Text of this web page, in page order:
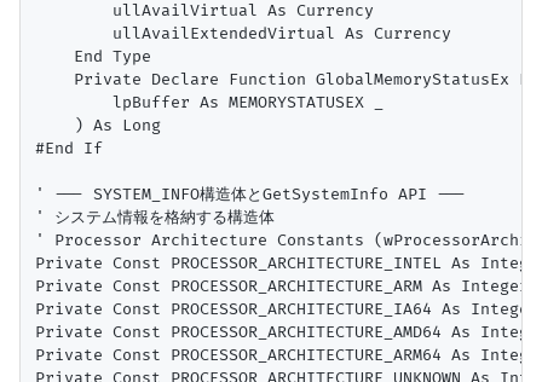
        ullAvailVirtual As Currency
        ullAvailExtendedVirtual As Currency
    End Type
Private Declare Function GlobalMemoryStatusEx
        lpBuffer As MEMORYSTATUSEX _
    ) As Long
#End If
' --- SYSTEM_INFO構造体とGetSystemInfo API ---
' システム情報を格納する構造体
' Processor Architecture Constants
Private Const PROCESSOR_ARCHITECTURE_INTEL As
Private Const PROCESSOR_ARCHITECTURE_ARM As
Private Const PROCESSOR_ARCHITECTURE_IA64 As
Private Const PROCESSOR_ARCHITECTURE_AMD64
Private Const PROCESSOR_ARCHITECTURE_ARM64 As